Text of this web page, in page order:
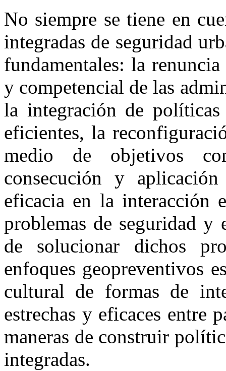
No siempre se tiene en
integradas de seguridad
fundamentales: la
y competencial de las
la integración de políticas
eficientes, la
medio de objetivos
consecución y
eficacia en la interacción
problemas de seguridad y
de solucionar dichos
enfoques geopreventivos
cultural de formas de
estrechas y eficaces entre
maneras de construir
integradas.